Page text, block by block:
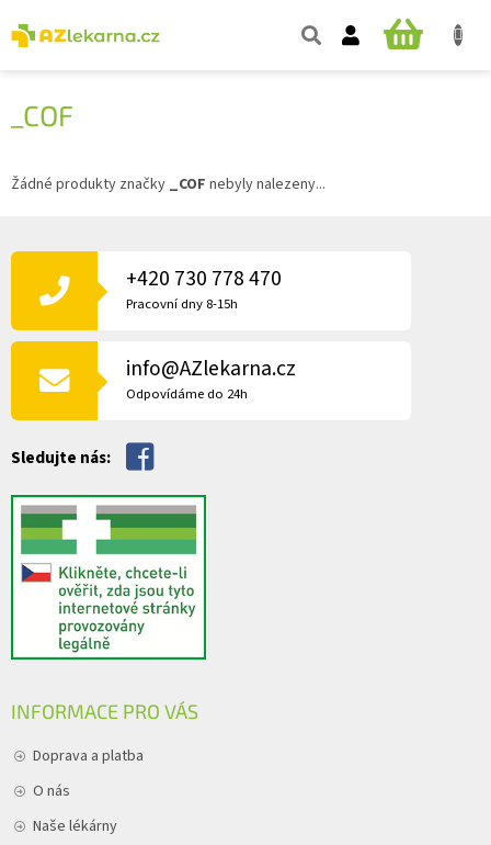
na
obsah
NÁKUPNÍ
_COF
Žádné produkty značky _COF nebyly nalezeny...
Á
T
+420 730 778 470
Pracovní dny 8-15h
info@AZlekarna.cz
Odpovídáme do 24h
Sledujte nás:
INFORMACE PRO VÁS
Doprava a platba
O nás
Naše lékárny